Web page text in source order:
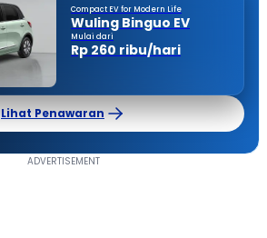
Compact EV for Modern Life
Wuling Binguo EV
Mulai dari
Rp 260 ribu/hari
Lihat Penawaran